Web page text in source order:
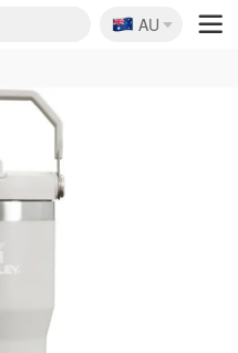
🇦🇺
AU